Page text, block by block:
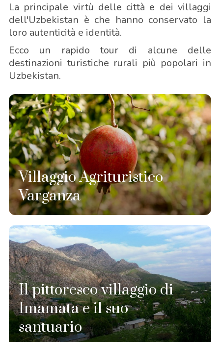
La principale virtù delle città e dei villaggi
dell'Uzbekistan è che hanno conservato la
loro autenticità e identità.
Ecco un rapido tour di alcune delle
destinazioni turistiche rurali più popolari in
Uzbekistan.
Villaggio Agrituristico
Varganza
Il pittoresco villaggio di
Imamata e il suo
santuario